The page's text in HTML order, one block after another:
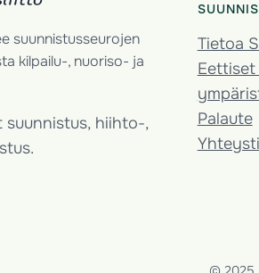
suunnistusseurojen
kilpailu-, nuoriso- ja
suunnistus, hiihto-,
Tietoa
Palaute